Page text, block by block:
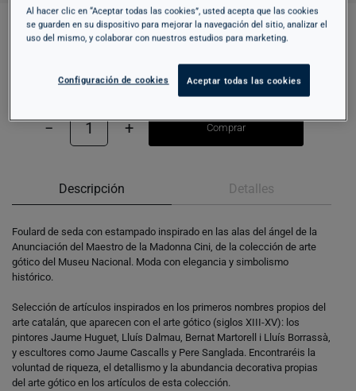
FOULARD - ANUNCIACIÓN
− 1 + Comprar
Descripción Detalles
Foulard de seda con estampado inspirado en las alas del ángel de la
Anunciación del Maestro de la Madonna Cini, de la colección de arte
gótico del Museu Nacional. Moda con elegancia y simbolismo
histórico.
Selección de artículos inspirados en los primeros nombres propios del
arte catalán, que aparecen con el arte gótico (siglos XIII-XV): los
pintores Jaume Huguet, Lluís Dalmau, Bernat Martorell i Lluís Borrassà,
y escultores como Jaume Cascalls y Pere Sanglada. Encontraréis la
voluntad de riqueza, el detallismo y la abundancia decorativa propias
del arte gótico en los artículos de esta colección.
Al hacer clic en “Aceptar todas las cookies”, usted acepta que las cookies
se guarden en su dispositivo para mejorar la navegación del sitio, analizar el
uso del mismo, y colaborar con nuestros estudios para marketing.
Configuración de cookies Aceptar todas las cookies